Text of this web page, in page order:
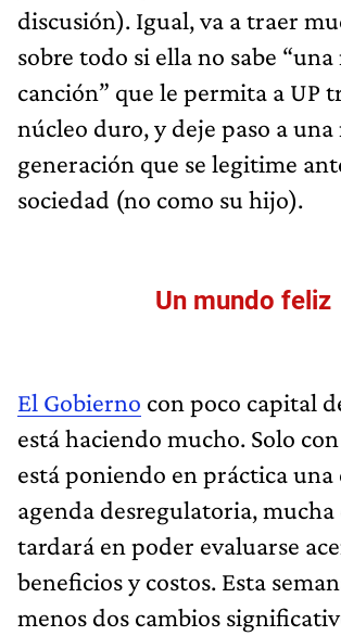
discusión). Igual, va a traer
sobre todo si ella no sabe
canción” que le permita a UP
núcleo duro, y deje paso a una
generación que se legitime
sociedad (no como su hijo).
Un mundo feliz
El Gobierno con poco capital
está haciendo mucho. Solo con
está poniendo en práctica una
agenda desregulatoria, mucha
tardará en poder evaluarse
beneficios y costos. Esta
menos dos cambios